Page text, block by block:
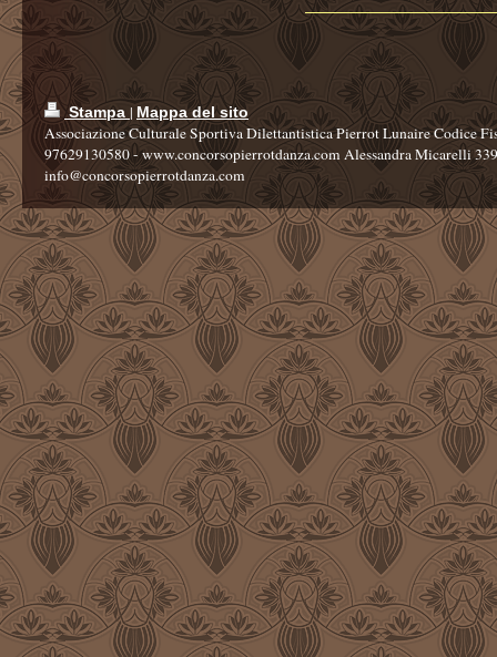
Stampa | Mappa del sito
Associazione Culturale Sportiva Dilettantistica Pierrot Lunaire Codice
97629130580 - www.concorsopierrotdanza.com Alessandra Micarelli
info@concorsopierrotdanza.com